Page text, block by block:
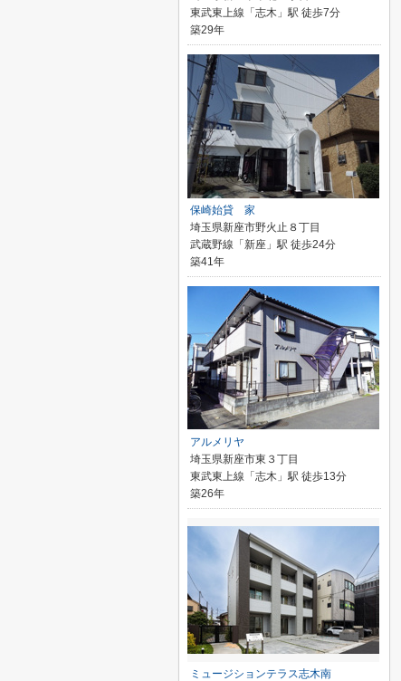
東武東上線「志木」駅 徒歩7分
築29年
保崎始貸 家
埼玉県新座市野火止８丁目
武蔵野線「新座」駅 徒歩24分
築41年
アルメリヤ
埼玉県新座市東３丁目
東武東上線「志木」駅 徒歩13分
築26年
ミュージションテラス志木南